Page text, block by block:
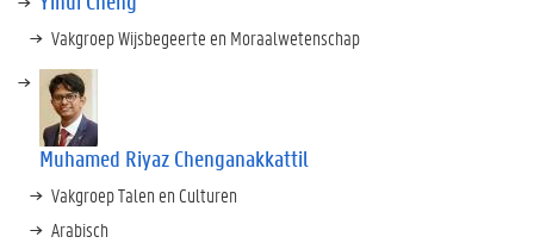
Vakgroep Wijsbegeerte en Moraalwetenschap
Muhamed Riyaz Chenganakkattil
Vakgroep Talen en Culturen
Arabisch